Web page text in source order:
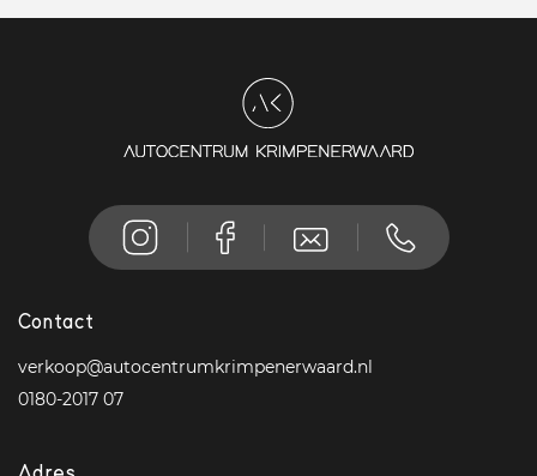
Contact
verkoop@autocentrumkrimpenerwaard.nl
0180-2017 07